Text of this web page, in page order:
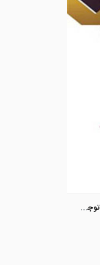
بررسی اعتبار آرای کیفری دادگاه‌های خارجی با توجه به صلاحیت اضافی محاکم ایران